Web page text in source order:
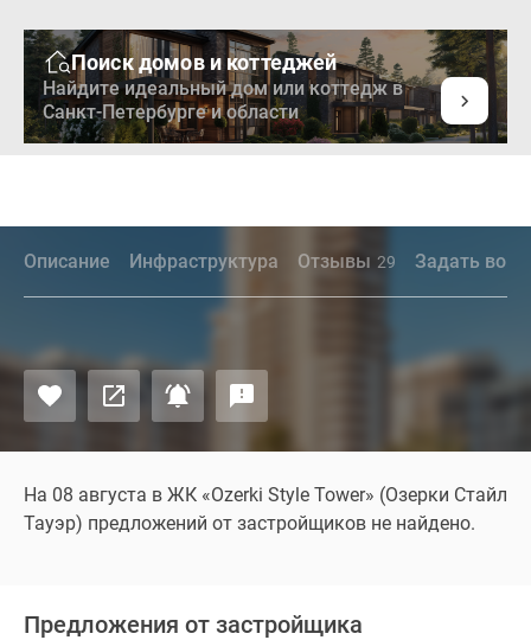
Поиск домов и коттеджей
Найдите идеальный дом или коттедж в
Санкт-Петербурге и области
Описание Инфраструктура Отзывы 29 Задать
На 08 августа в ЖК «Ozerki Style Tower» (Озерки Стайл
Тауэр) предложений от застройщиков не найдено.
Предложения от застройщика